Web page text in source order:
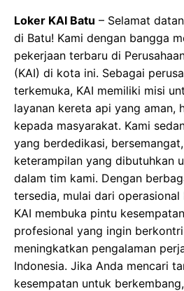
Loker KAI Batu – Selamat
di Batu! Kami dengan bangga
pekerjaan terbaru di
(KAI) di kota ini. Sebagai
terkemuka, KAI memiliki misi
layanan kereta api yang aman,
kepada masyarakat. Kami
yang berdedikasi,
keterampilan yang dibutuhkan
dalam tim kami. Dengan
tersedia, mulai dari
KAI membuka pintu
profesional yang ingin
meningkatkan pengalaman
Indonesia. Jika Anda mencari
kesempatan untuk